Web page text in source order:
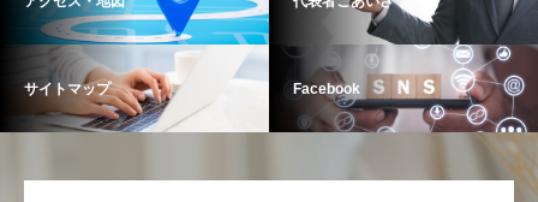
お客さまからお預かりした個人情報は、当塾からのご連絡
や業務のご案内やご質問に対する回答として、電子メール
や資料のご送付に利用いたします。
サイトマップ Facebook